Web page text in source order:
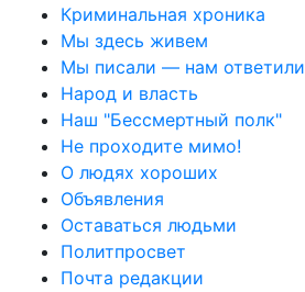
Криминальная хроника
Мы здесь живем
Мы писали — нам ответили
Народ и власть
Наш "Бессмертный полк"
Не проходите мимо!
О людях хороших
Объявления
Оставаться людьми
Политпросвет
Почта редакции